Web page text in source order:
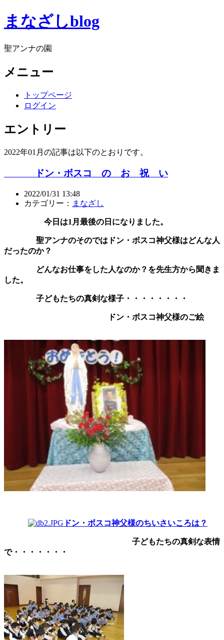
まなざしblog
聖アンナの園
メニュー
トップページ
ログイン
エントリー
2022年01月の記事は以下のとおりです。
ドン・ボスコ の お 祝 い
2022/01/31 13:48
カテゴリー： まなざし
今日は1月最後の日になりました。
聖アンナのそのではドン・ボスコ神父様はどんな人
だったのか？
どんなお仕事をした人なのか？を先生方から聞きま
した。
子どもたちの真剣な様子・・・・・・・・
ドン・ボスコ神父様のご絵
ドン・ボスコ神父様のちいさいころは？
子どもたちの真剣な表情
で・・・・・・・